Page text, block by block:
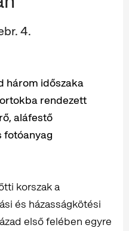
4.
három időszaka
rendezett
aláfestő
fotóanyag
korszak a
és házasságkötési
első felében egyre